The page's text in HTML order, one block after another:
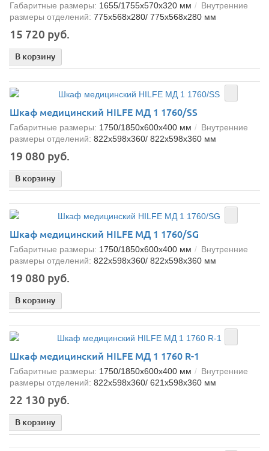
Габаритные размеры: 1655/1755x570x320 мм
Внутренние
размеры отделений: 775x568x280/ 775x568x280 мм
15 720 руб.
В корзину
Шкаф медицинский HILFE МД 1 1760/SS
Габаритные размеры: 1750/1850x600x400 мм
Внутренние
размеры отделений: 822x598x360/ 822x598x360 мм
19 080 руб.
В корзину
Шкаф медицинский HILFE МД 1 1760/SG
Габаритные размеры: 1750/1850x600x400 мм
Внутренние
размеры отделений: 822x598x360/ 822x598x360 мм
19 080 руб.
В корзину
Шкаф медицинский HILFE МД 1 1760 R-1
Габаритные размеры: 1750/1850x600x400 мм
Внутренние
размеры отделений: 822x598x360/ 621x598x360 мм
22 130 руб.
В корзину